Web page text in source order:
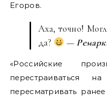
Егоров.
Аха, точно!
да?
—
«Российские
перестраиваться
пересматривать